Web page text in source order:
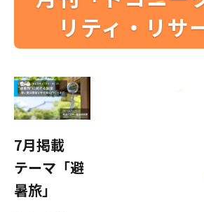
リティ・リサ
7月掲載
テーマ「避
暑旅」